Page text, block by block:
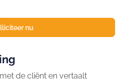
nu
de cliënt en vertaalt